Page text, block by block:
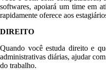
softwares, apoiará um time em
rapidamente oferece aos
DIREITO
Quando você estuda direito e
administrativas diárias, ajudar
do trabalho.